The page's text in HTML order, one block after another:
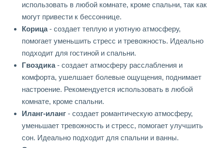
использовать в любой комнате, кроме спальни, так как
могут привести к бессоннице.
Корица- создает теплую и уютную атмосферу,
помогает уменьшить стресс и тревожность. Идеально
подходит для гостиной и спальни.
Гвоздика- создает атмосферу расслабления и
комфорта, ушелшает болевые ощущения, поднимает
настроение. Рекомендуется использовать в любой
комнате, кроме спальни.
Иланг-иланг - создает романтическую атмосферу,
уменьшает тревожность и стресс, помогает улучшить
сон. Идеально подходит для спальни и ванны.